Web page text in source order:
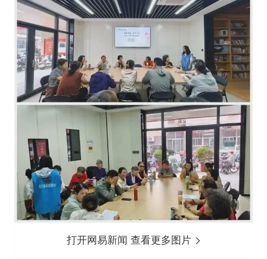
打开网易新闻 查看更多图片